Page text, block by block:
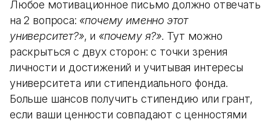
Любое мотивационное письмо должно отвечать
на 2 вопроса: «почему именно этот
университет?», и «почему я?». Тут можно
раскрыться с двух сторон: с точки зрения
личности и достижений и учитывая интересы
университета или стипендиального фонда.
Больше шансов получить стипендию или грант,
если ваши ценности совпадают с ценностями